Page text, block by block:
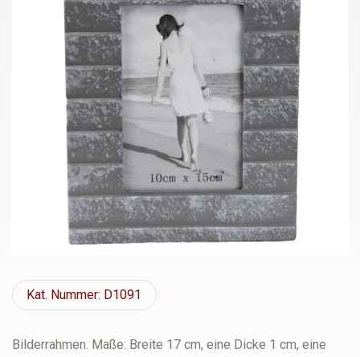
Kat. Nummer: D1091
Bilderrahmen. Maße: Breite 17 cm, eine Dicke 1 cm, eine